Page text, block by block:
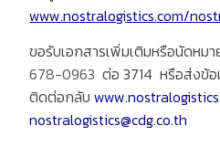
www.nostralogistics.com/
ขอรับเอกสารเพิ่มเติมหรือนัดหม
678-0963 ต่อ 3714 หรือส่งข้อ
ติดต่อกลับ
nostralogistics@cdg.co.th